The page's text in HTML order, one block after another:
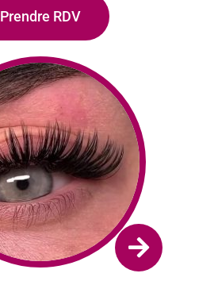
Prendre RDV